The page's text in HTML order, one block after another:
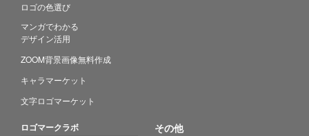
ロゴの色選び
マンガでわかる
デザイン活用
ZOOM背景画像無料作成
キャラマーケット
文字ロゴマーケット
ロゴマークラボ その他